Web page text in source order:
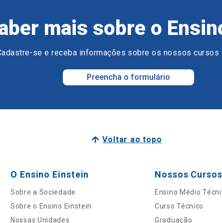
mais sobre o
se e receba informações sobre os nossos cursos
Preencha o formulário
Voltar ao topo
O Ensino Einstein
Sobre a Sociedade
Sobre o Ensino Einstein
Nossas Unidades
Nossos Cursos
Ensino Médio
Curso Técnico
Graduação